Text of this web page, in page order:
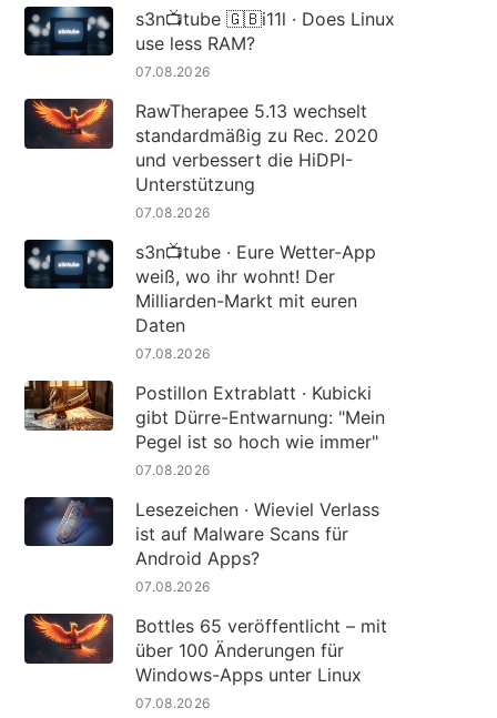
s3n📺tube 🇬🇧i11l · Does Linux
use less RAM?
07.08.2026
RawTherapee 5.13 wechselt
standardmäßig zu Rec. 2020
und verbessert die HiDPI-
Unterstützung
07.08.2026
s3n📺tube · Eure Wetter-App
weiß, wo ihr wohnt! Der
Milliarden-Markt mit euren
Daten
07.08.2026
Postillon Extrablatt · Kubicki
gibt Dürre-Entwarnung: "Mein
Pegel ist so hoch wie immer"
07.08.2026
Lesezeichen · Wieviel Verlass
ist auf Malware Scans für
Android Apps?
07.08.2026
Bottles 65 veröffentlicht – mit
über 100 Änderungen für
Windows-Apps unter Linux
07.08.2026